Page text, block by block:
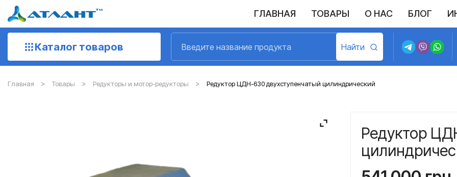
ГЛАВНАЯ ТОВАРЫ О НАС БЛОГ
Каталог товаров
Главная Товары Редукторы и мотор-редукторы Редуктор ЦДН-630 двухступенчатый цилиндрический
Редуктор